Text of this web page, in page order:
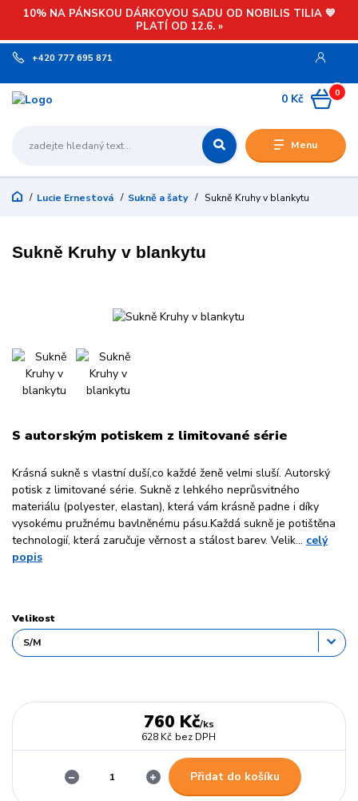
10% NA PÁNSKOU DÁRKOVOU SADU OD NOBILIS TILIA 💙
PLATÍ OD 12.6. »
Menu
+420 777 695 871
0
0 Kč
Lucie Ernestová Sukně a šaty Sukně Kruhy v blankytu
Sukně Kruhy v blankytu
S autorským potiskem z limitované série
Krásná sukně s vlastní duší,co každé ženě velmi sluší. Autorský
potisk z limitované série. Sukně z lehkého neprůsvitného
materiálu (polyester, elastan), která vám krásně padne i díky
vysokému pružnému bavlněnému pásu.Každá sukně je potištěna
technologií, která zaručuje věrnost a stálost barev. Velik... celý
popis
Velikost
760 Kč/ks
628 Kč bez DPH
Přidat do košíku